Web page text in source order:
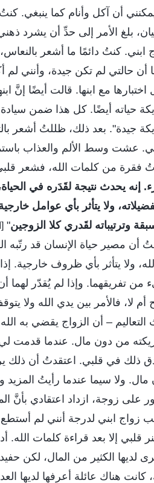
أن آكل وأنام كما ينبغي.
بلغ الأمر إلى حدِّ أن يشرد
ابني. كنتُ دائمًا ما أشعر
أن حالتي لم تكن جيدة، وأنني
اختبارها مع ابنها. قالت أيضًا إنَّ
حياته أيضًا. كل هذا ضمن سيادة
جيدة". بعد ذلك، ظللتُ أشعر
عشت وسط الألم والعذاب
فقرة من كلمات الله، فشعر
إنه يحدث نتيجة لقَدَره في
ولا يتأثر بأي عوامل
وترتيباته لقَدري كلا الزوجين"
أن مصير حياة الإنسان قد رتّبه
ولا يتأثر بأي ظروف خارجية.
من تفريقهما. وإذا لم يُقدّر لهما
أم لا، فالأمر بين يدي الله
التعاليم – أن الزواج يقضي به
من دون مال. عندما قدمت لي
ذلك في قلبي. اعتقدتُ أن ذلك
مال. ولا سيما عندما رأيتُ المزيد
على زوجة، ازداد اعتقادي
زواج ابني لدرجة أنني لم أستطع
قلبي إلا بعد قراءة كلمات
لديها الكثير من المال،
كانت هناك عائلة أعرفها لديها